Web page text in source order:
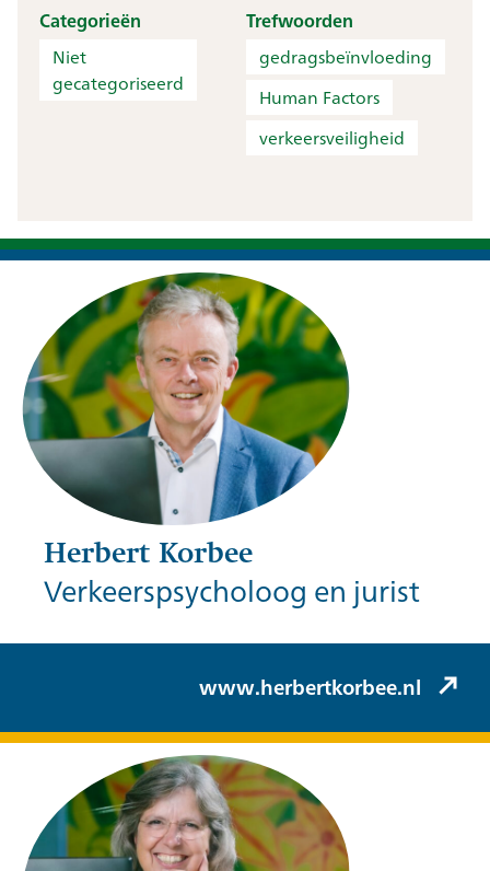
Categorieën
Niet
gecategoriseerd
Trefwoorden
gedragsbeïnvloeding
Human Factors
verkeersveiligheid
Herbert Korbee (Korbee & Hovelynck)
Herbert Korbee
Verkeerspsycholoog en jurist
www.herbertkorbee.nl